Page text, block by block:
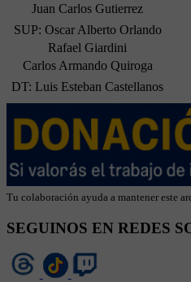
Juan Carlos Gutierrez
SUP: Oscar Alberto Orlando
Rafael Giardini
Carlos Armando Quiroga
DT: Luis Esteban Castellanos
Tu colaboración ayuda a mantener este
SEGUINOS EN REDES